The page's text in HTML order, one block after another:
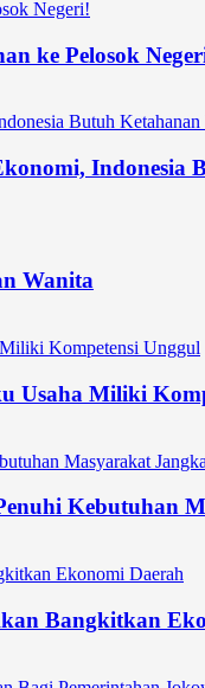
ke Pelosok
Indonesia
Wanita
Usaha Miliki
Kebutuhan
Bangkitkan